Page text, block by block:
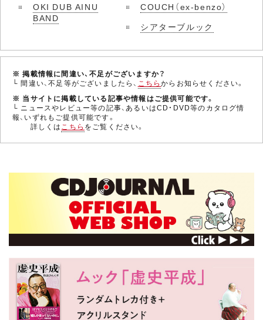
OKI DUB AINU
BAND
COUCH（ex-benzo）
シアターブルック
※ 掲載情報に間違い、不足がございますか？
└ 間違い、不足等がございましたら、 こちらからお知らせください。
※ 当サイトに掲載している記事や情報はご提供可能です。
└ ニュースやレビュー等の記事、あるいはCD・DVD等のカタログ情
報、いずれもご提供可能です。
詳しくはこちら をご覧ください。